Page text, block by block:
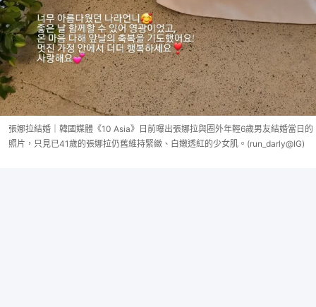
張娜拉結婚｜韓國媒體《10 Asia》日前曝出張娜拉與圈外年輕6歲男友結婚當日的
照片，只見已41歲的張娜拉仍舊維持緊緻、白嫩透紅的少女肌。(run_darly@IG)